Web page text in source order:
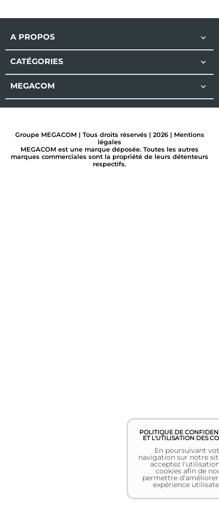
A PROPOS 
CATÉGORIES 
MEGACOM 
POLITIQUE DE
ET L'UTILISATION DES
En poursuivant
navigation sur notre
acceptez
cookies afin de
permettre
expérience
Groupe MEGACOM | Tous droits réservés | 2026 | Mentions
légales
MEGACOM est une marque déposée. Toutes les autres
marques commerciales sont la propriété de leurs détenteurs
respectifs.